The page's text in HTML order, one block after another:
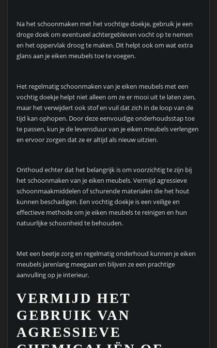
Na het schoonmaken met het vochtige doekje, gebruik je een
droge doek om eventueel achtergebleven vocht op te nemen
en het oppervlak droog te maken. Dit helpt ook om wat extra
glans aan je eiken meubels toe te voegen.
Het regelmatig schoonmaken van je eiken meubels met een
vochtig doekje helpt niet alleen om ze er mooi uit te laten zien,
maar het verwijdert ook stof en vuil dat zich in de loop van de
tijd kan ophopen. Door deze eenvoudige onderhoudsstap toe
te passen, kun je de levensduur van je eiken meubels verlengen
en ervoor zorgen dat ze er altijd als nieuw uitzien.
Onthoud echter dat het belangrijk is om voorzichtig te zijn bij
het schoonmaken van je eiken meubels. Vermijd agressieve
schoonmaakmiddelen of schurende materialen die het hout
kunnen beschadigen. Een vochtig doekje is een veilige en
effectieve methode om je eiken meubels te reinigen en hun
natuurlijke schoonheid te behouden.
Met een beetje zorg en regelmatig onderhoud kunnen je eiken
meubels jarenlang meegaan en blijven ze een prachtige
aanvulling op je interieur.
VERMIJD HET
GEBRUIK VAN
AGRESSIEVE